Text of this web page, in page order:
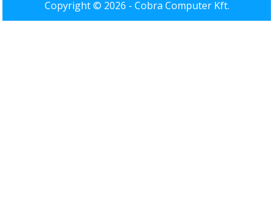
Copyright © 2026 - Cobra Computer Kft.